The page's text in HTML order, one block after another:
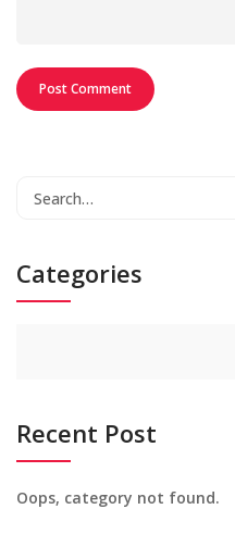
Search
Categories
Recent Post
Oops, category not found.